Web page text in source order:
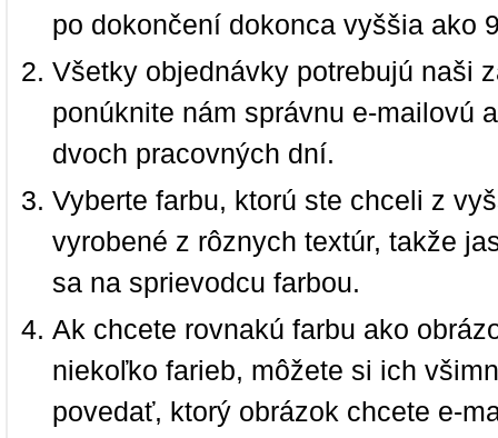
po dokončení dokonca vyššia ako
Všetky objednávky potrebujú naši
ponúknite nám správnu e-mailovú
dvoch pracovných dní.
Vyberte farbu, ktorú ste chceli z
vyrobené z rôznych textúr, takže
sa na sprievodcu farbou.
Ak chcete rovnakú farbu ako
niekoľko farieb, môžete si ich
povedať, ktorý obrázok chcete e-